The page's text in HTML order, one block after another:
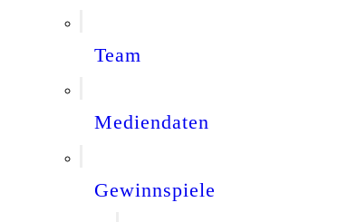
Team
Mediendaten
Gewinnspiele